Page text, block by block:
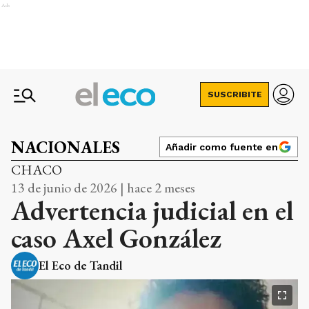
Ads
SUSCRIBITE
NACIONALES Añadir como fuente en
CHACO
13 de junio de 2026 | hace 2 meses
Advertencia judicial en el
caso Axel González
El Eco de Tandil